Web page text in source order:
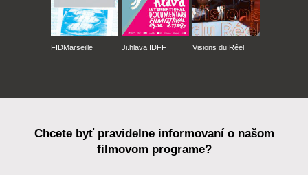
FIDMarseille Ji.hlava IDFF Visions du Réel
Chcete byť pravidelne informovaní o našom
filmovom programe?